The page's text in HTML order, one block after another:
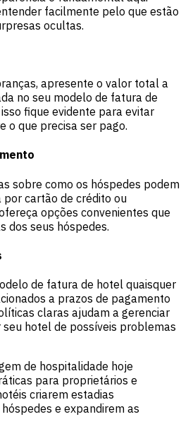
facilmente pelo que estão
ocultas.
apresente o valor total a
no seu modelo de fatura de
fique evidente para evitar
o que precisa ser pago.
sobre como os hóspedes podem
por cartão de crédito ou
opções convenientes que
dos seus hóspedes.
de fatura de hotel quaisquer
a prazos de pagamento
claras ajudam a gerenciar
hotel de possíveis problemas
de hospitalidade hoje
para proprietários e
criarem estadias
e expandirem as